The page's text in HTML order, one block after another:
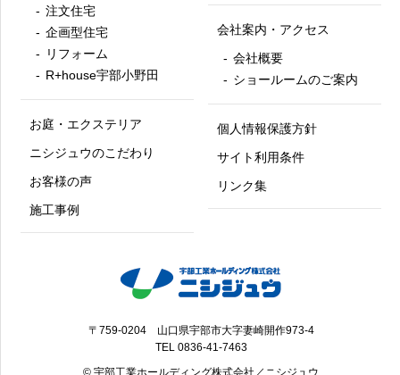
〒759-0204 山口県宇部市大字妻崎開作973-4
TEL 0836-41-7463
注文住宅
企画型住宅
リフォーム
R+house宇部小野田
お庭・エクステリア
ニシジュウのこだわり
お客様の声
施工事例
会社案内・アクセス
会社概要
ショールームのご案内
個人情報保護方針
サイト利用条件
リンク集